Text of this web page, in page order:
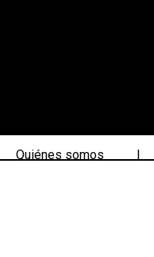
Quiénes somos |